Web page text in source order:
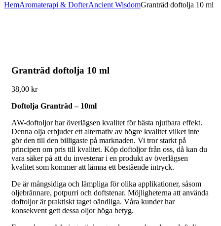
HemAromaterapi & DofterAncient WisdomGranträd doftolja 10 ml
Granträd doftolja 10 ml
38,00 kr
Doftolja Granträd – 10ml
AW-doftoljor har överlägsen kvalitet för bästa njutbara effekt.
Denna olja erbjuder ett alternativ av högre kvalitet vilket inte
gör den till den billigaste på marknaden. Vi tror starkt på
principen om pris till kvalitet. Köp doftoljor från oss, då kan du
vara säker på att du investerar i en produkt av överlägsen
kvalitet som kommer att lämna ett bestående intryck.
De är mångsidiga och lämpliga för olika applikationer, såsom
oljebrännare, potpurri och doftstenar. Möjligheterna att använda
doftoljor är praktiskt taget oändliga. Våra kunder har
konsekvent gett dessa oljor höga betyg.